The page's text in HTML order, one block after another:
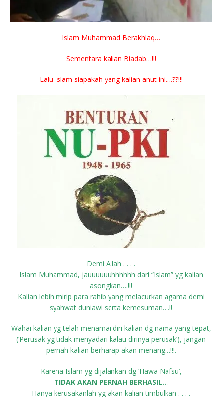
Islam Muhammad Berakhlaq…
Sementara kalian Biadab…!!!
Lalu Islam siapakah yang kalian anut ini….??!!!
Demi Allah . . . .
Islam Muhammad, jauuuuuuhhhhhh dari “Islam” yg kalian
asongkan….!!!
Kalian lebih mirip para rahib yang melacurkan agama demi
syahwat duniawi serta kemesuman….!!
Wahai kalian yg telah menamai diri kalian dg nama yang tepat,
(‘Perusak yg tidak menyadari kalau dirinya perusak’), jangan
pernah kalian berharap akan menang…!!!.
Karena Islam yg dijalankan dg ‘Hawa Nafsu’,
TIDAK AKAN PERNAH BERHASIL…
Hanya kerusakanlah yg akan kalian timbulkan . . . .